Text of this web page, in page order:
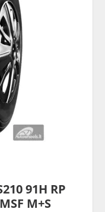
91H RP
M+S